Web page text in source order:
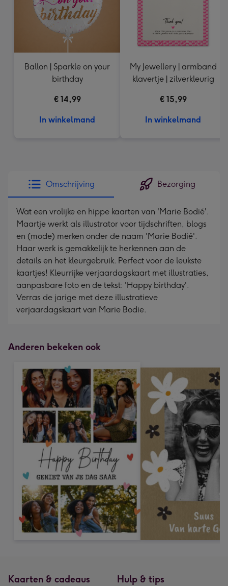
Ballon | Sparkle on your
birthday
€ 14,99
In winkelmand
My Jewellery | armband
klavertje | zilverkleurig
€ 15,99
In winkelmand
Omschrijving Bezorging
Wat een vrolijke en hippe kaarten van 'Marie Bodié'.
Maartje werkt als illustrator voor tijdschriften, blogs
en (mode) merken onder de naam 'Marie Bodié'.
Haar werk is gemakkelijk te herkennen aan de
details en het kleurgebruik. Perfect voor de leukste
kaartjes! Kleurrijke verjaardagskaart met illustraties,
aanpasbare foto en de tekst: 'Happy birthday'.
Verras de jarige met deze illustratieve
verjaardagskaart van Marie Bodie.
Anderen bekeken ook
Kaarten & cadeaus Hulp & tips